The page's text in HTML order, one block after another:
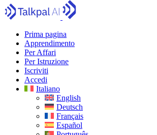
Prima pagina
Apprendimento
Per Affari
Per Istruzione
Iscriviti
Accedi
Italiano
English
Deutsch
Français
Español